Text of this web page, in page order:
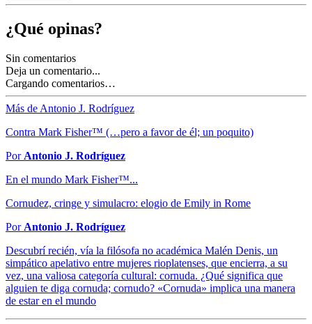
¿Qué opinas?
Sin comentarios
Deja un comentario...
Cargando comentarios…
Más de Antonio J. Rodríguez
Contra Mark Fisher™ (…pero a favor de él; un poquito)
Por Antonio J. Rodríguez
En el mundo Mark Fisher™...
Cornudez, cringe y simulacro: elogio de Emily in Rome
Por Antonio J. Rodríguez
Descubrí recién, vía la filósofa no académica Malén Denis, un
simpático apelativo entre mujeres rioplatenses, que encierra, a su
vez, una valiosa categoría cultural: cornuda. ¿Qué significa que
alguien te diga cornuda; cornudo? «Cornuda» implica una manera
de estar en el mundo